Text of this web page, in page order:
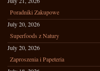
Poradniki Zakupowe
July 20, 2026
Superfoods z Natury
July 20, 2026
Zaproszenia i Papeteria